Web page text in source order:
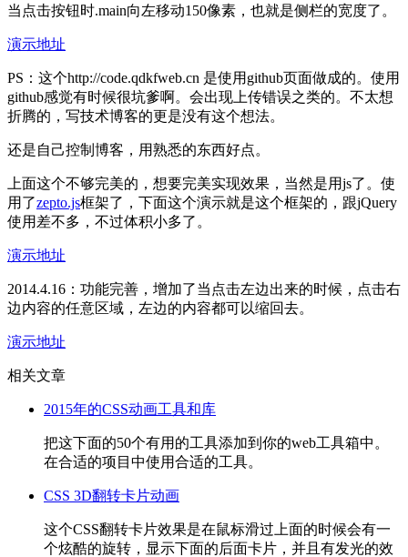
当点击按钮时.main向左移动150像素，也就是侧栏的宽度了。
演示地址
PS：这个http://code.qdkfweb.cn 是使用github页面做成的。使用
github感觉有时候很坑爹啊。会出现上传错误之类的。不太想
折腾的，写技术博客的更是没有这个想法。
还是自己控制博客，用熟悉的东西好点。
上面这个不够完美的，想要完美实现效果，当然是用js了。使
用了zepto.js框架了，下面这个演示就是这个框架的，跟jQuery
使用差不多，不过体积小多了。
演示地址
2014.4.16：功能完善，增加了当点击左边出来的时候，点击右
边内容的任意区域，左边的内容都可以缩回去。
演示地址
相关文章
2015年的CSS动画工具和库
把这下面的50个有用的工具添加到你的web工具箱中。
在合适的项目中使用合适的工具。
CSS 3D翻转卡片动画
这个CSS翻转卡片效果是在鼠标滑过上面的时候会有一
个炫酷的旋转，显示下面的后面卡片，并且有发光的效